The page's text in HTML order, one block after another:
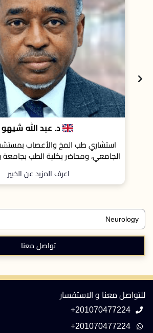
د. عبد الله شيهو
استشاري طب المخ والأعصاب بمستشفى
الجامعي، ومحاضر بكلية الطب بجامعة واريك
اعرف المزيد عن الخبير
تواصل معنا
للتواصل معنا و الاستفسار
+201070477224
+201070477224